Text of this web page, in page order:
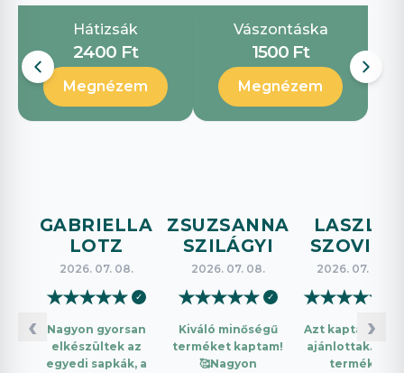
Hátizsák
2400 Ft
Megnézem
Vászontáska
1500 Ft
Megnézem
‹
GABRIELLA
LOTZ
2026. 07. 08.
★★★★★ ✓
Nagyon gyorsan
elkészültek az
egyedi sapkák, a
ZSUZSANNA
SZILÁGYI
2026. 07. 08.
★★★★★ ✓
Kiváló minőségű
terméket kaptam!
🥰Nagyon
LASZLO
SZOVICS
2026. 07. 08.
★★★★★
Azt kaptam amit
ajánlottak. Jó a
termék.
›